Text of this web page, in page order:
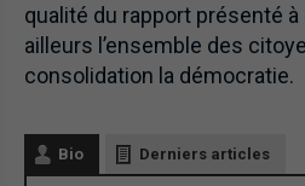
qualité du rapport présenté
ailleurs l’ensemble des
consolidation la démocratie.
Bio Derniers articles